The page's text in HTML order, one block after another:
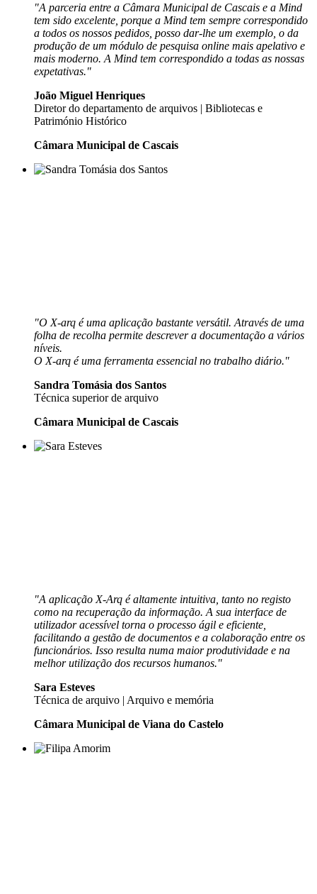
"A parceria entre a Câmara Municipal de Cascais e a Mind
tem sido excelente, porque a Mind tem sempre correspondido
a todos os nossos pedidos, posso dar-lhe um exemplo, o da
produção de um módulo de pesquisa online mais apelativo e
mais moderno. A Mind tem correspondido a todas as nossas
expetativas."
João Miguel Henriques
Diretor do departamento de arquivos | Bibliotecas e
Património Histórico
Câmara Municipal de Cascais
"O X-arq é uma aplicação bastante versátil. Através de uma
folha de recolha permite descrever a documentação a vários
níveis.
O X-arq é uma ferramenta essencial no trabalho diário."
Sandra Tomásia dos Santos
Técnica superior de arquivo
Câmara Municipal de Cascais
"A aplicação X-Arq é altamente intuitiva, tanto no registo
como na recuperação da informação. A sua interface de
utilizador acessível torna o processo ágil e eficiente,
facilitando a gestão de documentos e a colaboração entre os
funcionários. Isso resulta numa maior produtividade e na
melhor utilização dos recursos humanos."
Sara Esteves
Técnica de arquivo | Arquivo e memória
Câmara Municipal de Viana do Castelo